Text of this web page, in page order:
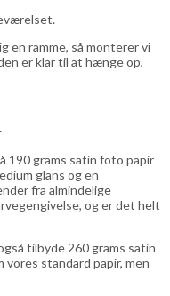
en ramme, så monterer vi
er klar til at hænge op,
190 grams satin foto papir
glans og en
fra almindelige
og er det helt
tilbyde 260 grams satin
vores standard papir, men